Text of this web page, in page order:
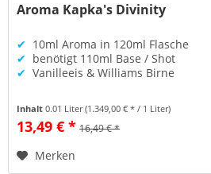
Aroma Kapka's Divinity
✔ 10ml Aroma in 120ml Flasche
✔ benötigt 110ml Base / Shot
✔ Vanilleeis & Williams Birne
Inhalt0.01 Liter(1.349,00 € * / 1 Liter)
13,49 € * 16,49 € *
Merken